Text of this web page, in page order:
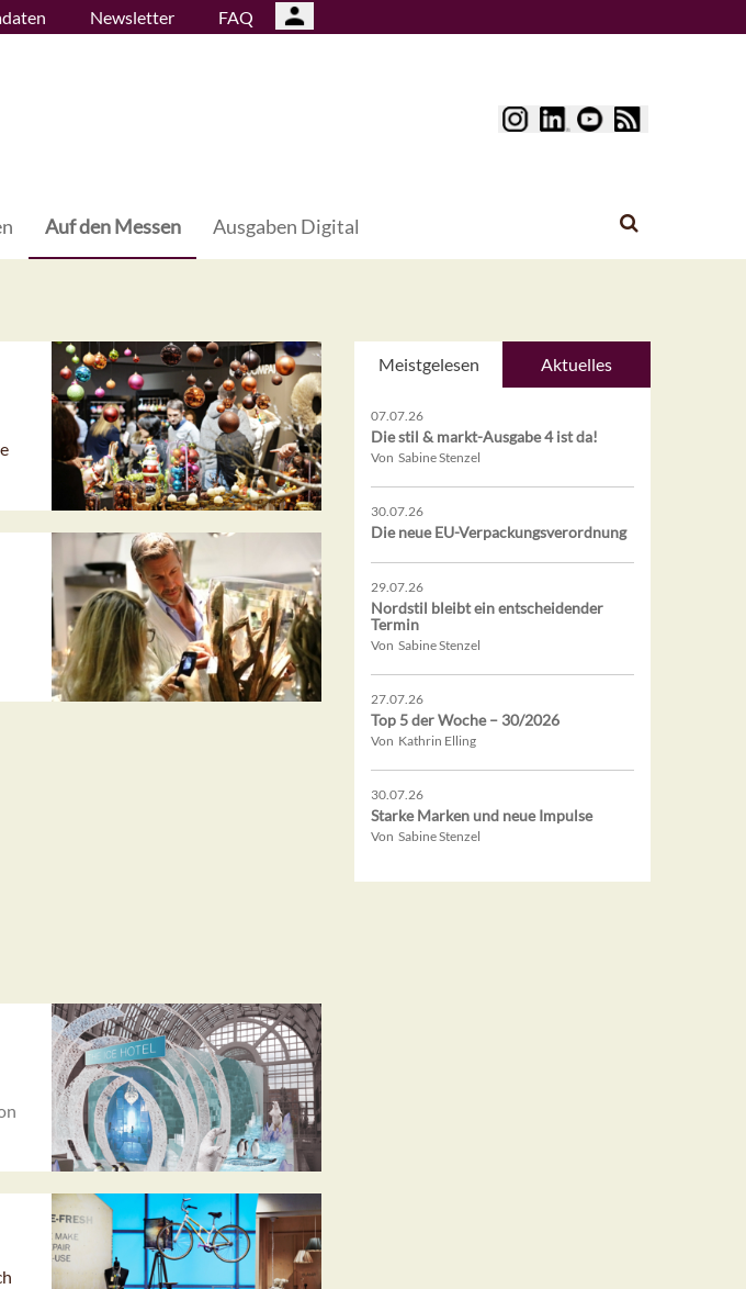
Newsletter FAQ
Auf den Messen Ausgaben Digital
Meistgelesen Aktuelles
07.07.26
Die stil & markt-Ausgabe 4 ist da!
Von Sabine Stenzel
30.07.26
Die neue EU-Verpackungsverordnung
29.07.26
Nordstil bleibt ein entscheidender
Termin
Von Sabine Stenzel
27.07.26
Top 5 der Woche – 30/2026
Von Kathrin Elling
30.07.26
Starke Marken und neue Impulse
Von Sabine Stenzel